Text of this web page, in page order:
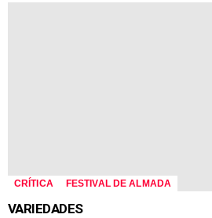
CRÍTICA FESTIVAL DE ALMADA
VARIEDADES